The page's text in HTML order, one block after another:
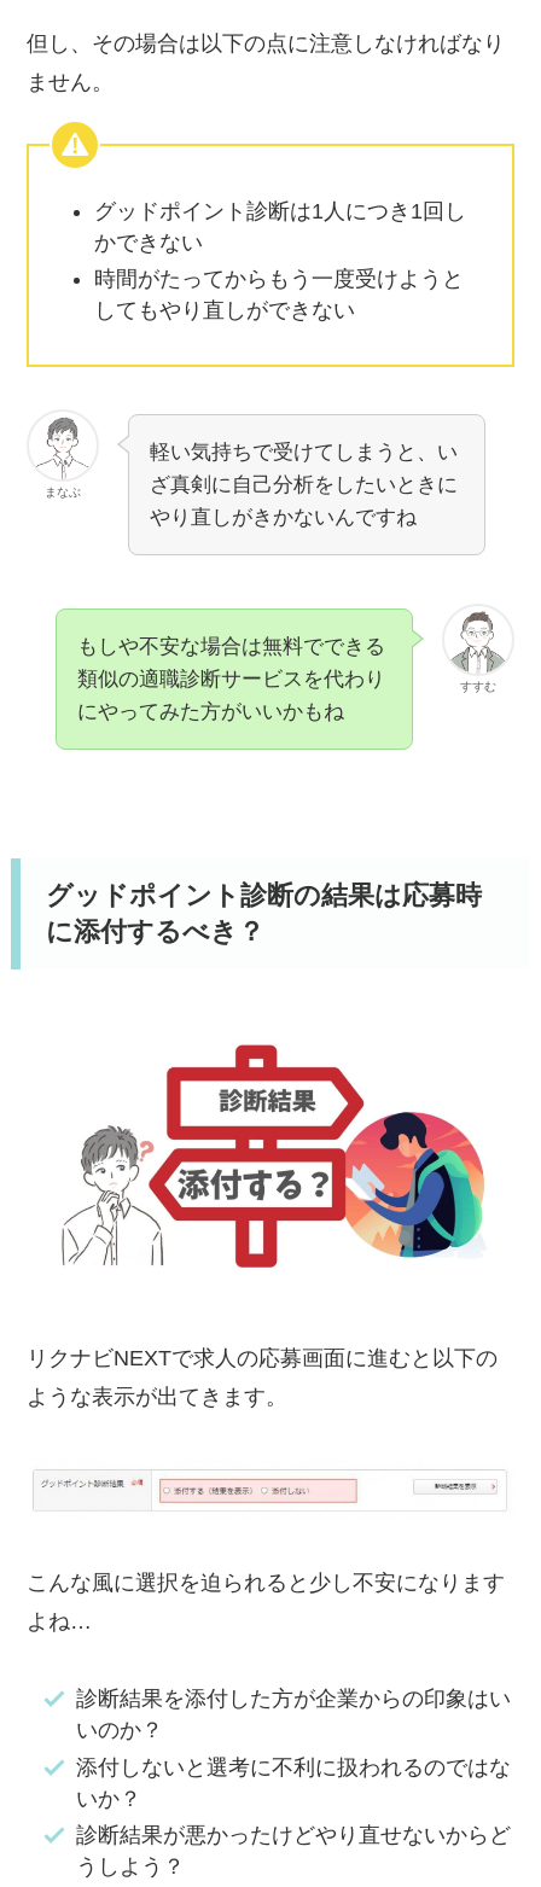
り、「現実」なのです。
あなたは常に具体的で現実的な提案を行
い、実現可能な目標を定め、真摯に努力
します。周りからは「地に足がついてい
る」と表現され、その堅実性・実現可能
性を評価されることが多いでしょう。
つもそう考えています。あなたはオリジ
ナリティにこだわりをもち、仕事でもプ
ライベートでも自身が納得できるかを重
題材が見つかると自分だったらどうする
か必ず考えるなど、自身の独創性をより
高める努力をし続けます。
周囲の人はあなたのユニークな発想に魅
きます。また、突発的なできごとに対し
て臨機応変に対応することも得意です。
何に対しても「もっとよいやり方がある
はずだ」と考え、様々なアレンジを繰り
返していくため、あなたの取り組みはど
んどん進化していきます。あなたにとっ
結果を出し続けていることが知れ渡るに
めるようになります。
い信頼関係を築くことを望んでおり、交
際範囲を大きく広げることにはあまり興
味がありません。
相手との距離感が重要と考えるあなた
但し、その場合は以下の点に注意しなければなり
ません。
グッドポイント診断は1人につき1回し
かできない
時間がたってからもう一度受けようと
してもやり直しができない
まなぶ
軽い気持ちで受けてしまうと、い
ざ真剣に自己分析をしたいときに
やり直しがきかないんですね
すすむ
もしや不安な場合は無料でできる
類似の適職診断サービスを代わり
にやってみた方がいいかもね
グッドポイント診断の結果は応募時
に添付するべき？
リクナビNEXTで求人の応募画面に進むと以下の
ような表示が出てきます。
こんな風に選択を迫られると少し不安になります
よね…
診断結果を添付した方が企業からの印象はい
いのか？
添付しないと選考に不利に扱われるのではな
いか？
診断結果が悪かったけどやり直せないからど
うしよう？